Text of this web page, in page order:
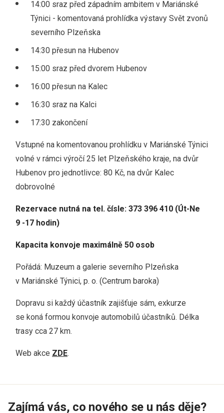
14:00 sraz před západním ambitem v Mariánské
Týnici - komentovaná prohlídka výstavy Svět zvonů
severního Plzeňska
14:30 přesun na Hubenov
15:00 sraz před dvorem Hubenov
16:00 přesun na Kalec
16:30 sraz na Kalci
17:30 zakončení
Vstupné na komentovanou prohlídku v Mariánské Týnici
volné v rámci výročí 25 let Plzeňského kraje, na dvůr
Hubenov pro jednotlivce: 80 Kč, na dvůr Kalec
dobrovolné
Rezervace nutná na tel. čísle: 373 396 410 (Út-Ne
9 -17 hodin)
Kapacita konvoje maximálně 50 osob
Pořádá: Muzeum a galerie severního Plzeňska
v Mariánské Týnici, p. o. (Centrum baroka)
Dopravu si každý účastník zajišťuje sám, exkurze
se koná formou konvoje automobilů účastníků. Délka
trasy cca 27 km.
Web akce ZDE.
Zajímá vás, co nového se u nás děje?